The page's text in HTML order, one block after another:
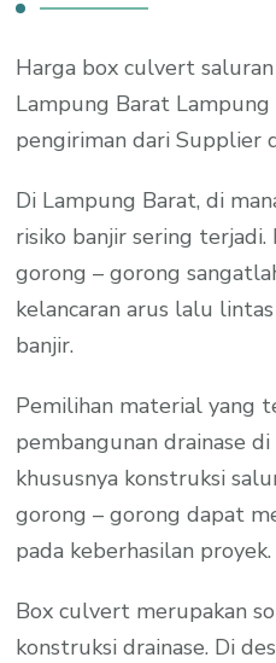
Harga box culvert
Lampung Barat
pengiriman dari Supplier
Di Lampung Barat, di
risiko banjir sering terjadi.
gorong – gorong
kelancaran arus lalu
banjir.
Pemilihan material yang
pembangunan drainase
khususnya konstruksi
gorong – gorong dapat
pada keberhasilan proyek.
Box culvert merupakan
konstruksi drainase. Di